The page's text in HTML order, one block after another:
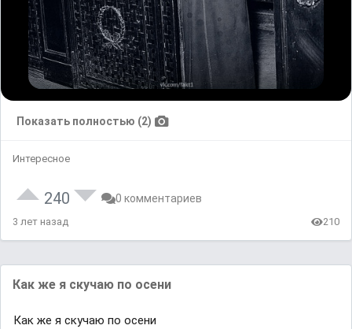
Показать полностью (2)
Интересное
240 0 комментариев
3 лет назад 210
Как же я скучаю по осени
Как же я скучаю по осени